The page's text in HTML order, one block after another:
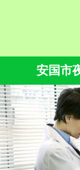
安国市